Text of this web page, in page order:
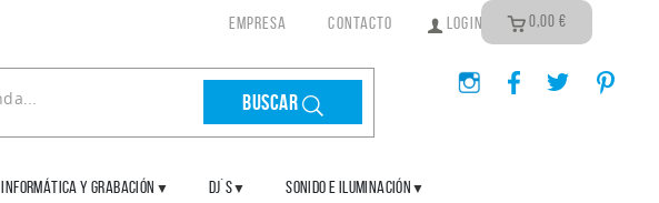
0,00 €
EMPRESA CONTACTO LOGIN
Buscar
INFORMÁTICA Y GRABACIÓN ▼ DJ´S▼ SONIDO E ILUMINACIÓN▼